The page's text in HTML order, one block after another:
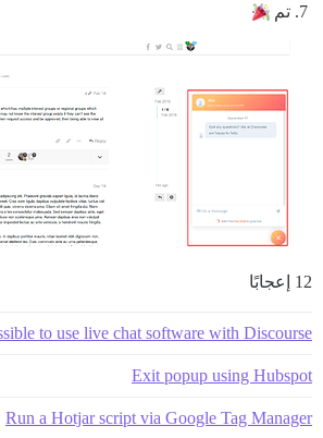
تم
12 إعجابًا
to use live chat software with Discourse?
Exit popup using Hubspot
Run a Hotjar script via Google Tag Manager